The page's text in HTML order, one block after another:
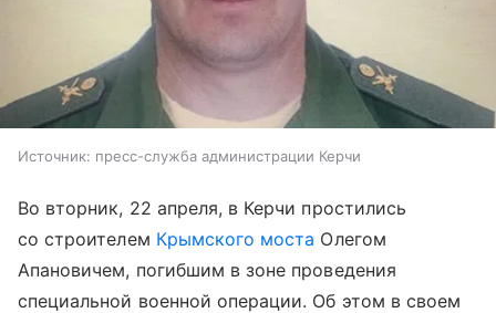
Источник: пресс-служба администрации Керчи
Во вторник, 22 апреля, в Керчи простились
со строителем Крымского моста Олегом
Апановичем, погибшим в зоне проведения
специальной военной операции. Об этом в своем